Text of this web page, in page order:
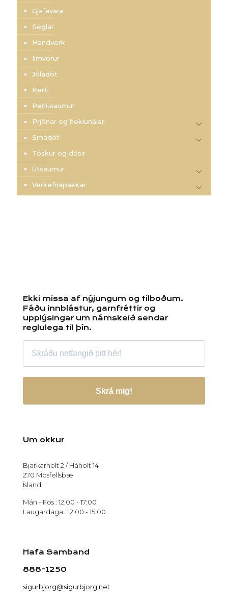
Gjafavara
Seglar
Handverk
Ilmvörur
Jóladót
Kerti
Perlusaumur
Prjónar og heklunálar
Smádót
Töskur og dósir
Útsaumur
Verkefnapakkar
Ekki missa af nýjungum og tilboðum.
Fáðu innblástur, garnfréttir og
upplýsingar um námskeið sendar
reglulega til þín.
Skrá mig!
Um okkur
Bjarkarholt 2 / Háholt 14
270 Mosfellsbæ
Ísland
Mán - Fös : 12:00 - 17:00
Laugardaga : 12:00 - 15:00
Hafa Samband
888-1250
sigurbjorg@sigurbjorg.net